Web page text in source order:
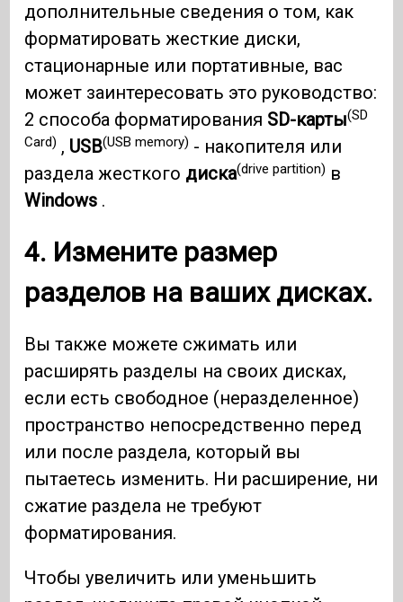
дополнительные сведения о том, как
форматировать жесткие диски,
стационарные или портативные, вас
может заинтересовать это руководство:
2 способа форматирования SD-карты(SD
Card) , USB(USB memory) - накопителя или
раздела жесткого диска(drive partition) в
Windows .
4. Измените размер
разделов на ваших дисках.
Вы также можете сжимать или
расширять разделы на своих дисках,
если есть свободное (неразделенное)
пространство непосредственно перед
или после раздела, который вы
пытаетесь изменить. Ни расширение, ни
сжатие раздела не требуют
форматирования.
Чтобы увеличить или уменьшить